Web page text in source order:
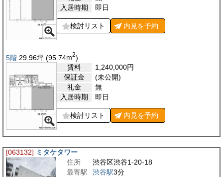
入居時期
即日
検討リスト 内見を予約
5階 29.96坪 (95.74m2)
賃料
1,240,000円
保証金
(未公開)
礼金
無
入居時期
即日
検討リスト 内見を予約
[063132] ミタケタワー
住所
渋谷区渋谷1-20-18
最寄駅
渋谷駅3分